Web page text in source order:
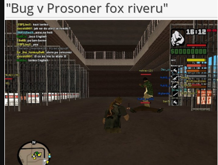
"Bug v Prosoner fox riveru"